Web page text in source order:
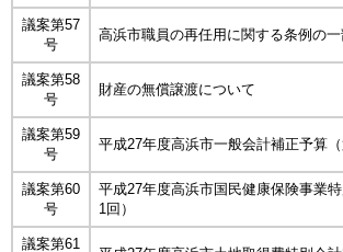
議案第57
号
高浜市職員の再任用に関する条例の
議案第58
号
財産の無償譲渡について
議案第59
号
平成27年度高浜市一般会計補正予算（
議案第60
号
平成27年度高浜市国民健康保険事業
1回）
議案第61